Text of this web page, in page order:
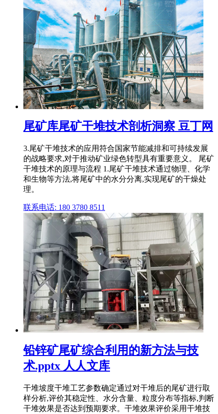
尾矿库尾矿干堆技术剖析洞察 豆丁网
3.尾矿干堆技术的应用符合国家节能减排和可持续发展
的战略要求,对于推动矿业绿色转型具有重要意义。 尾矿
干堆技术的原理与流程 1.尾矿干堆技术通过物理、化学
和生物等方法,将尾矿中的水分分离,实现尾矿的干燥处
理。
联系电话: 180 3780 8511
铅锌矿尾矿综合利用的新方法与技
术.pptx 人人文库
干堆坡度干堆工艺参数确定通过对干堆后的尾矿进行取
样分析,评价其稳定性、水分含量、粒度分布等指标,判断
干堆效果是否达到预期要求。干堆效果评价采用干堆技